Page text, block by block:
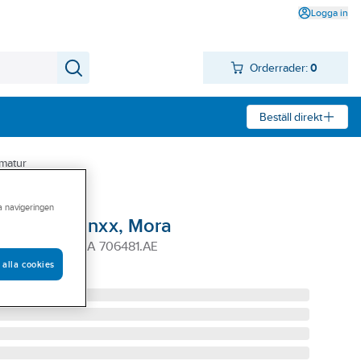
Logga in
Orderrader: 0
Beställ direkt
till Inxx, Mora
STRÅLSAML MA 706481.AE
navigeringen
alla cookies